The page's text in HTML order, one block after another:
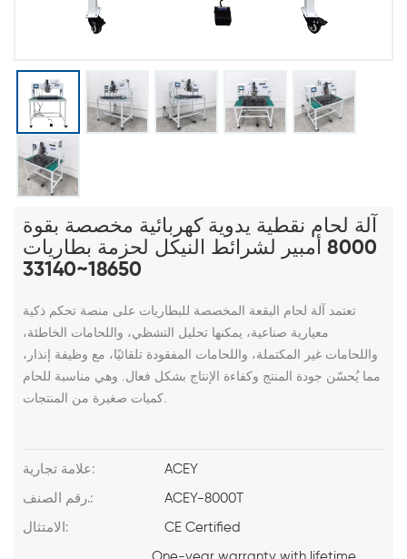
آلة لحام نقطية يدوية كهربائية مخصصة بقوة
8000 أمبير لشرائط النيكل لحزمة بطاريات
18650~33140
تعتمد آلة لحام البقعة المخصصة للبطاريات على منصة تحكم ذكية
معيارية صناعية، يمكنها تحليل التشظي، واللحامات الخاطئة،
واللحامات غير المكتملة، واللحامات المفقودة تلقائيًا، مع وظيفة إنذار،
مما يُحسّن جودة المنتج وكفاءة الإنتاج بشكل فعال. وهي مناسبة للحام
علامة تجارية: ACEY
رقم الصنف.: ACEY-8000T
الامتثال: CE Certified